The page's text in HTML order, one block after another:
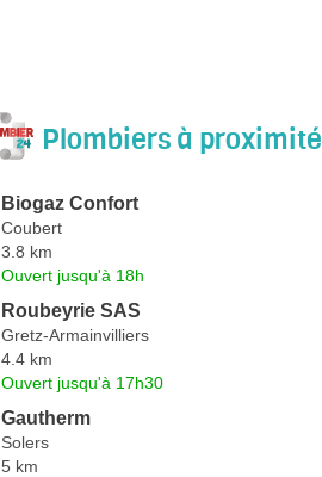
Plombiers à proximité
Biogaz Confort
Coubert
3.8 km
Ouvert jusqu'à 18h
Roubeyrie SAS
Gretz-Armainvilliers
4.4 km
Ouvert jusqu'à 17h30
Gautherm
Solers
5 km